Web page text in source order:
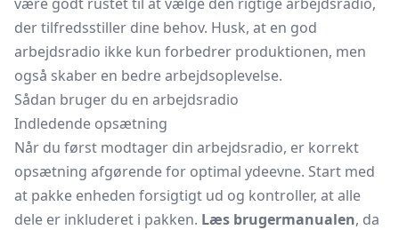
der tilfredsstiller dine behov. Husk, at en god
arbejdsradio ikke kun forbedrer produktionen, men
også skaber en bedre arbejdsoplevelse.
Sådan bruger du en arbejdsradio
Indledende opsætning
Når du først modtager din arbejdsradio, er korrekt
opsætning afgørende for optimal ydeevne. Start med
at pakke enheden forsigtigt ud og kontroller, at alle
dele er inkluderet i pakken. Læs brugermanualen, da